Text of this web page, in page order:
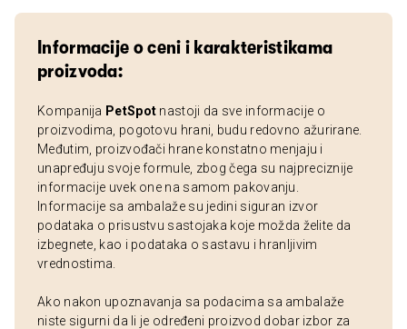
Informacije o ceni i karakteristikama
proizvoda:
Kompanija PetSpot nastoji da sve informacije o
proizvodima, pogotovu hrani, budu redovno ažurirane.
Međutim, proizvođači hrane konstatno menjaju i
unapređuju svoje formule, zbog čega su najpreciznije
informacije uvek one na samom pakovanju.
Informacije sa ambalaže su jedini siguran izvor
podataka o prisustvu sastojaka koje možda želite da
izbegnete, kao i podataka o sastavu i hranljivim
vrednostima.
Ako nakon upoznavanja sa podacima sa ambalaže
niste sigurni da li je određeni proizvod dobar izbor za